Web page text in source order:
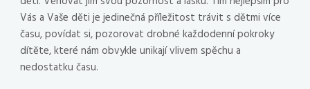
Vás a Vaše děti je jedinečná příležitost trávit s dětmi více
času, povídat si, pozorovat drobné každodenní pokroky
dítěte, které nám obvykle unikají vlivem spěchu a
nedostatku času.